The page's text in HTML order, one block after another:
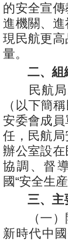
的安全宣
進機關、
現民航更
量。
二、組
民航局
（以下簡
安委會成
任，民航
辦公室設
協調、督
國“安全生
三、主
（一）開
新時代中